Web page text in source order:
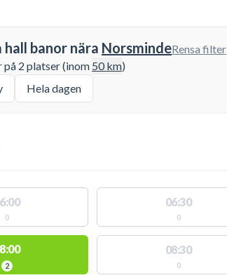
banor nära Norsminde
2 platser (inom 50km)
Rensa filter
Hela dagen
0
06:30
0
2
08:30
0